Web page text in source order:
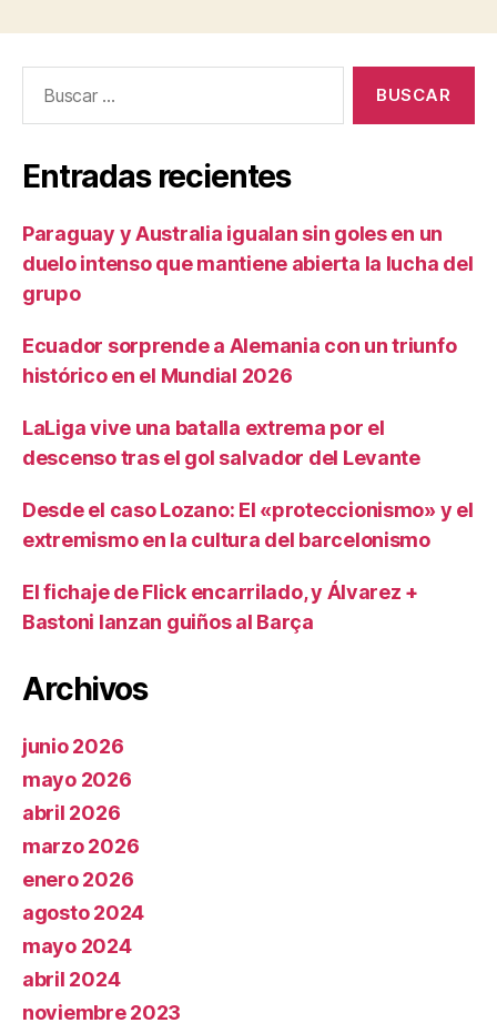
Entradas recientes
Paraguay y Australia igualan sin goles en un
duelo intenso que mantiene abierta la lucha del
grupo
Ecuador sorprende a Alemania con un triunfo
histórico en el Mundial 2026
LaLiga vive una batalla extrema por el
descenso tras el gol salvador del Levante
Desde el caso Lozano: El «proteccionismo» y el
extremismo en la cultura del barcelonismo
El fichaje de Flick encarrilado, y Álvarez +
Bastoni lanzan guiños al Barça
Archivos
junio 2026
mayo 2026
abril 2026
marzo 2026
enero 2026
agosto 2024
mayo 2024
abril 2024
noviembre 2023